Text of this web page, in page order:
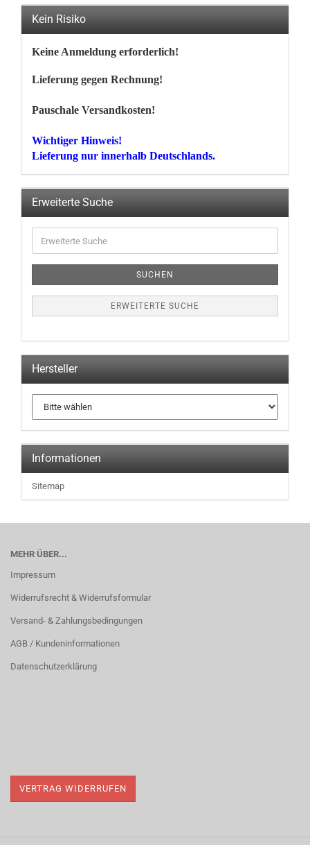
Kein Risiko
Keine Anmeldung erforderlich!
Lieferung gegen Rechnung!
Pauschale Versandkosten!
Wichtiger Hinweis!
Lieferung nur innerhalb Deutschlands.
Erweiterte Suche
Suche
SUCHEN
ERWEITERTE SUCHE
Hersteller
Informationen
Sitemap
MEHR ÜBER...
Impressum
Widerrufsrecht & Widerrufsformular
Versand- & Zahlungsbedingungen
AGB / Kundeninformationen
Datenschutzerklärung
VERTRAG WIDERRUFEN